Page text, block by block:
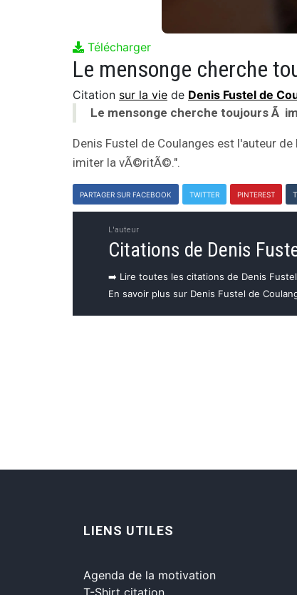
Télécharger
Le mensonge cherche
Citation sur la vie de Denis Fustel de
Le mensonge cherche toujours Ã
Denis Fustel de Coulanges est l'auteur de
imiter la vÃ©ritÃ©.".
PARTAGER SUR FACEBOOK TWITTER PINTEREST
L'auteur
Citations de Denis
➡️ Lire toutes les citations de Denis
En savoir plus sur Denis Fustel de
LIENS UTILES
Agenda de la motivation
T-Shirt citation